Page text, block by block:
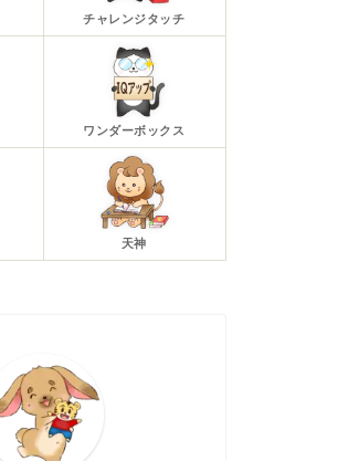
チャレンジタッチ
ワンダーボックス
天神